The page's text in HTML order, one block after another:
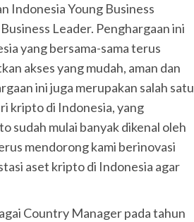
Indonesia Young Business
Leader. Penghargaan ini
yang bersama-sama terus
akses yang mudah, aman dan
ini juga merupakan salah satu
kripto di Indonesia, yang
sudah mulai banyak dikenal oleh
mendorong kami berinovasi
aset kripto di Indonesia agar
Country Manager pada tahun